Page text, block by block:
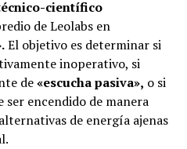
científico
de Leolabs en
El objetivo es determinar si
inoperativo, si
de«escucha pasiva», o si
ser encendido de manera
de energía ajenas